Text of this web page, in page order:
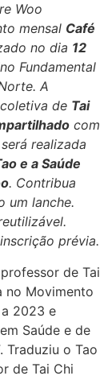
Woo
mensal Café
no dia 12
Fundamental
A
de Tai
com
realizada
e a Saúde
. Contribua
um lanche.
prévia.
de Tai
no Movimento
2023 e
Saúde e de
Traduziu o Tao
de Tai Chi